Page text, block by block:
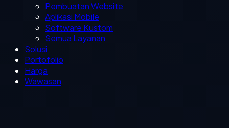
Pembuatan Website
Aplikasi Mobile
Software Kustom
Semua Layanan
Solusi
Portofolio
Harga
Wawasan